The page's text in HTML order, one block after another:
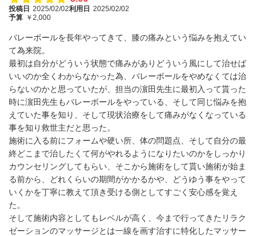
投稿日 2025/02/02利用日 2025/02/02
予算 ￥2,000
バレーボールを長年やってきて、膝の痛みという悩みを抱えてい
て為来院。
最初は自分がどういう状態で痛みがありどういう風にして治せば
いいのか全くわからなかった為、バレーボールをやめなくては治
らないのかと思っていたが、担当の濵田先生に最初入って貰った
時に濵田先生もバレーボールをやっている、そして同じ悩みを抱
えていた事を知り、そして現状治療をして痛みがなくなっている
事を知り救世主だと思った。
施術に入る前にフォームや硬い所、体の問題点、そして自分の最
終どこまで治したくて何がやれるようになりたいのかをしっかり
カウンセリングしてもらい、そこから施術をして貰い施術が始ま
る前から、どれくらいの期間がかかるかや、どうゆう事をやって
いくかを丁寧に教えて頂き受ける側としてすごく安心感を覚え
た。
そして施術内容としてもレベルが高く、今まで行ってきたリラク
ゼーションのマッサージとは一線を画す治すに特化したマッサー